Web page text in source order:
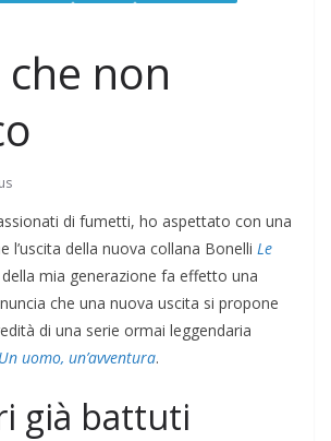
non
di fumetti, ho aspettato con una
l’uscita della nuova collana Bonelli Le
mia generazione fa effetto una
che una nuova uscita si propone
di una serie ormai leggendaria
Un uomo, un’avventura.
già battuti